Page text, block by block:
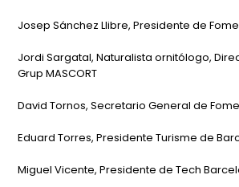
Josep Sánchez Llibre, Presidente de
Jordi Sargatal, Naturalista ornitólogo,
Grup MASCORT
David Tornos, Secretario General de
Eduard Torres, Presidente Turisme de
Miguel Vicente, Presidente de Tech